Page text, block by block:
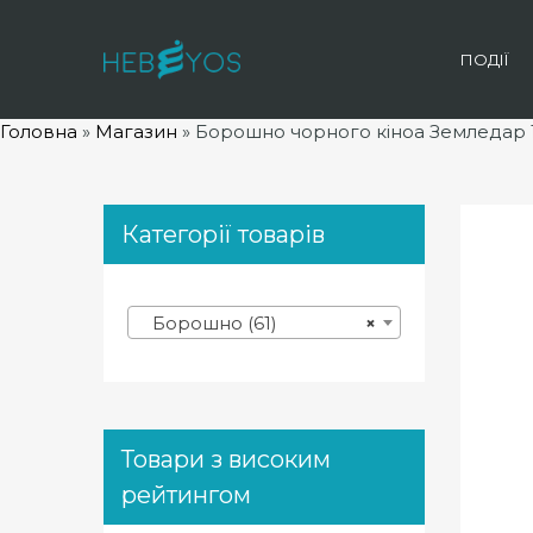
ПОДІЇ
Головна » Магазин » Борошно чорного кіноа Земледар
Категорії товарів
×
Борошно (61)
Товари з високим
рейтингом